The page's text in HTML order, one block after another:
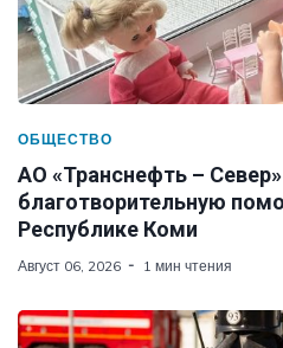
ОБЩЕСТВО
АО «Транснефть –
благотворительную
Республике Коми
Август 06, 2026 1 мин чтения